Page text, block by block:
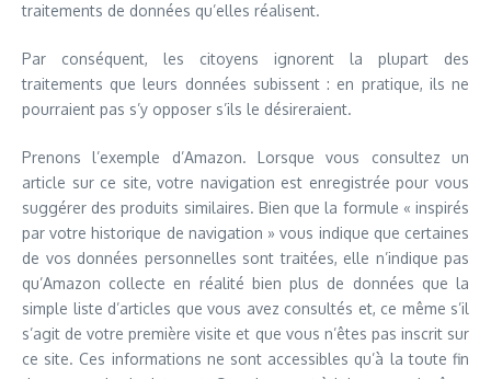
traitements de données qu’elles réalisent.
Par conséquent, les citoyens ignorent la plupart des
traitements que leurs données subissent : en pratique, ils ne
pourraient pas s’y opposer s’ils le désireraient.
Prenons l’exemple d’Amazon. Lorsque vous consultez un
article sur ce site, votre navigation est enregistrée pour vous
suggérer des produits similaires. Bien que la formule « inspirés
par votre historique de navigation » vous indique que certaines
de vos données personnelles sont traitées, elle n’indique pas
qu’Amazon collecte en réalité bien plus de données que la
simple liste d’articles que vous avez consultés et, ce même s’il
s’agit de votre première visite et que vous n’êtes pas inscrit sur
ce site. Ces informations ne sont accessibles qu’à la toute fin